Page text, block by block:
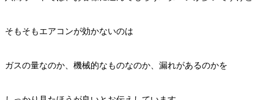
そもそもエアコンが効かないのは
ガスの量なのか、機械的なものなのか、漏れがあるのかを